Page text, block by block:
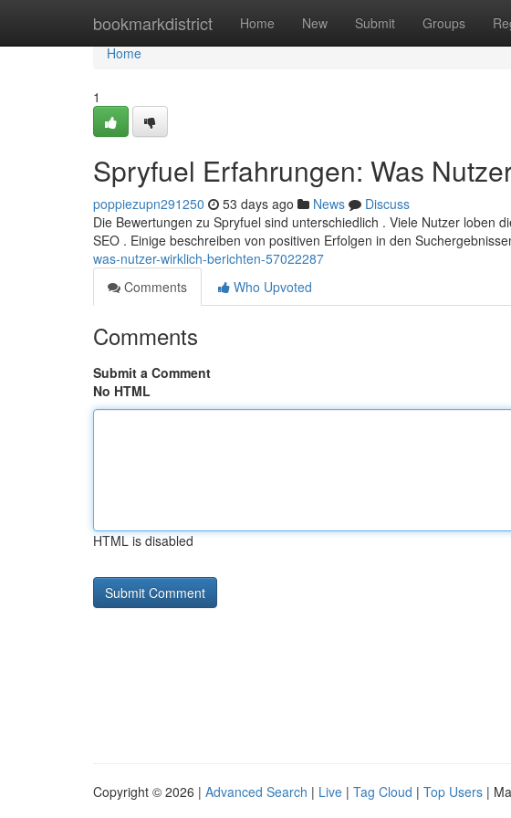
bookmarkdistrict Home New Submit Groups
Home
Home
1
Spryfuel Erfahrungen: Was
poppiezupn291250 53 days ago News
Discuss
Die Bewertungen zu Spryfuel sind unterschiedlich . Viele Nutzer loben
SEO . Einige beschreiben von positiven Erfolgen in den
was-nutzer-wirklich-berichten-57022287
Comments
Who Upvoted
Comments
Submit a Comment
No HTML
HTML is disabled
Copyright © 2026 | Advanced Search | Live | Tag Cloud | Top Users |